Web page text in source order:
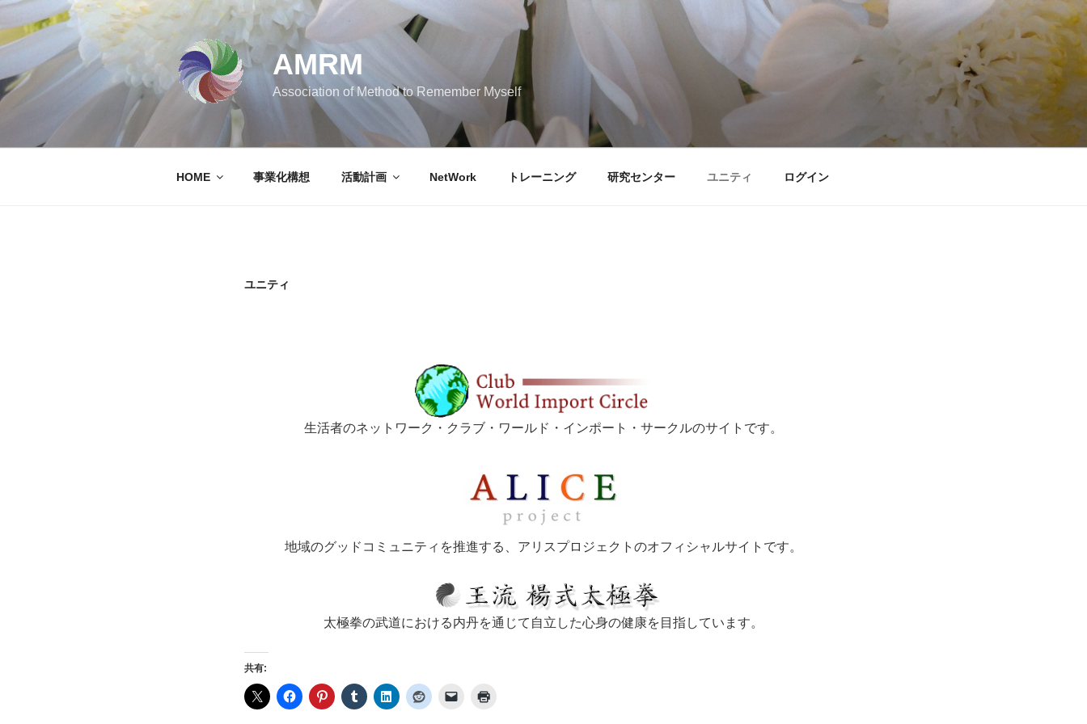
コ
ン
テ
ツ
へ
キ
AMRM
Association of Method to Remember Myself
HOME 事業化構想 活動計画 NetWork トレーニング 研究センター ユニティ ログイン
ユニティ
生活者のネットワーク・クラブ・ワールド・インポート・サークルのサイトです。
地域のグッドコミュニティを推進する、アリスプロジェクトのオフィシャルサイトです。
太極拳の武道における内丹を通じて自立した心身の健康を目指しています。
共有: